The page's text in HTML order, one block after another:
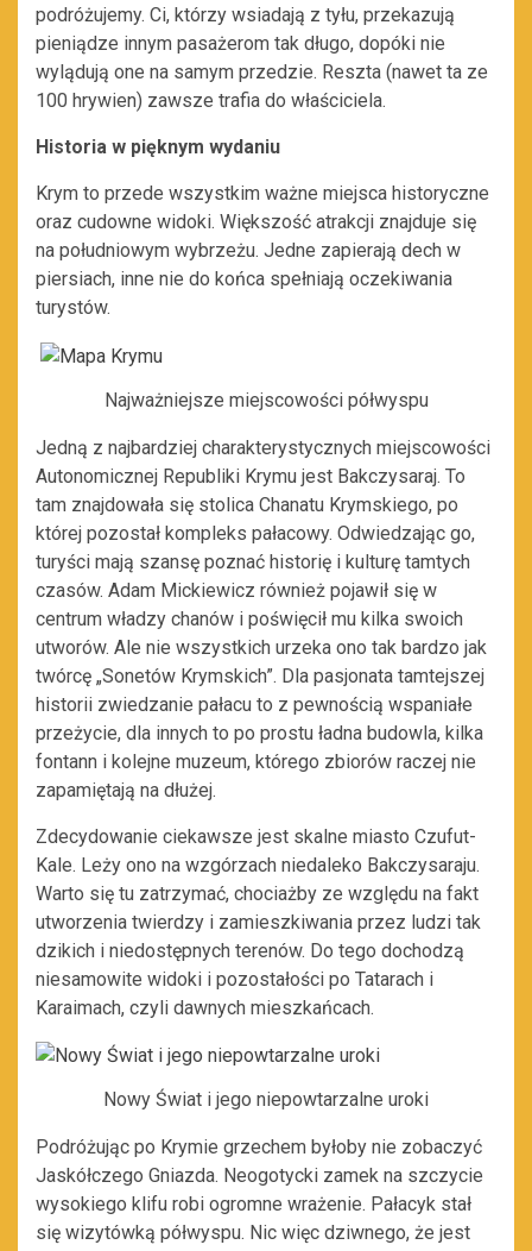
podróżujemy. Ci, którzy wsiadają z tyłu, przekazują
pieniądze innym pasażerom tak długo, dopóki nie
wylądują one na samym przedzie. Reszta (nawet ta ze
100 hrywien) zawsze trafia do właściciela.
Historia w pięknym wydaniu
Krym to przede wszystkim ważne miejsca historyczne
oraz cudowne widoki. Większość atrakcji znajduje się
na południowym wybrzeżu. Jedne zapierają dech w
piersiach, inne nie do końca spełniają oczekiwania
turystów.
Najważniejsze miejscowości półwyspu
Jedną z najbardziej charakterystycznych miejscowości
Autonomicznej Republiki Krymu jest Bakczysaraj. To
tam znajdowała się stolica Chanatu Krymskiego, po
której pozostał kompleks pałacowy. Odwiedzając go,
turyści mają szansę poznać historię i kulturę tamtych
czasów. Adam Mickiewicz również pojawił się w
centrum władzy chanów i poświęcił mu kilka swoich
utworów. Ale nie wszystkich urzeka ono tak bardzo jak
twórcę „Sonetów Krymskich”. Dla pasjonata tamtejszej
historii zwiedzanie pałacu to z pewnością wspaniałe
przeżycie, dla innych to po prostu ładna budowla, kilka
fontann i kolejne muzeum, którego zbiorów raczej nie
zapamiętają na dłużej.
Zdecydowanie ciekawsze jest skalne miasto Czufut-
Kale. Leży ono na wzgórzach niedaleko Bakczysaraju.
Warto się tu zatrzymać, chociażby ze względu na fakt
utworzenia twierdzy i zamieszkiwania przez ludzi tak
dzikich i niedostępnych terenów. Do tego dochodzą
niesamowite widoki i pozostałości po Tatarach i
Karaimach, czyli dawnych mieszkańcach.
Nowy Świat i jego niepowtarzalne uroki
Podróżując po Krymie grzechem byłoby nie zobaczyć
Jaskółczego Gniazda. Neogotycki zamek na szczycie
wysokiego klifu robi ogromne wrażenie. Pałacyk stał
się wizytówką półwyspu. Nic więc dziwnego, że jest